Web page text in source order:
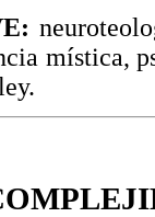
mística,